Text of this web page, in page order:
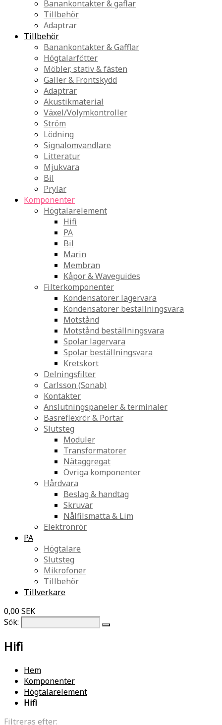
Banankontakter & gaflar
Tillbehör
Adaptrar
Tillbehör
Banankontakter & Gafflar
Högtalarfötter
Möbler, stativ & fästen
Galler & Frontskydd
Adaptrar
Akustikmaterial
Växel/Volymkontroller
Ström
Lödning
Signalomvandlare
Litteratur
Mjukvara
Bil
Prylar
Komponenter
Högtalarelement
Hifi
PA
Bil
Marin
Membran
Kåpor & Waveguides
Filterkomponenter
Kondensatorer lagervara
Kondensatorer beställningsvara
Motstånd
Motstånd beställningsvara
Spolar lagervara
Spolar beställningsvara
Kretskort
Delningsfilter
Carlsson (Sonab)
Kontakter
Anslutningspaneler & terminaler
Basreflexrör & Portar
Slutsteg
Moduler
Transformatorer
Nätaggregat
Övriga komponenter
Hårdvara
Beslag & handtag
Skruvar
Nålfilsmatta & Lim
Elektronrör
PA
Högtalare
Slutsteg
Mikrofoner
Tillbehör
Tillverkare
0,00 SEK
Sök:
Hifi
Hem
Komponenter
Högtalarelement
Hifi
Filtreras efter: